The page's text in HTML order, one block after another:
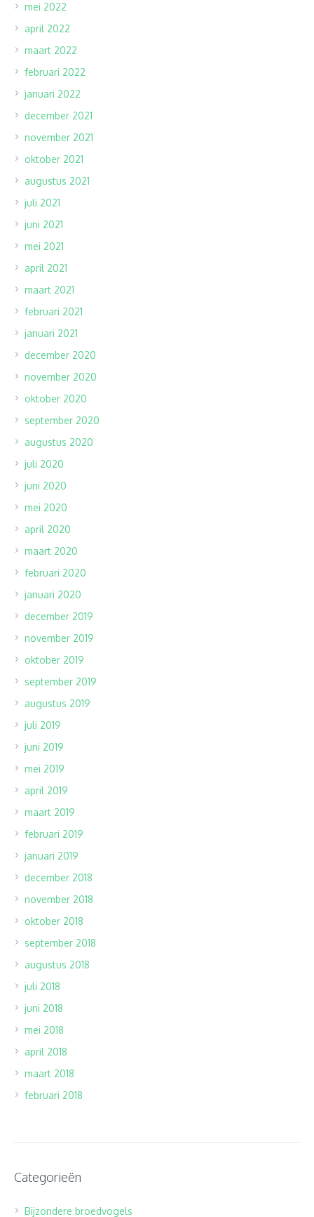
mei 2022
april 2022
maart 2022
februari 2022
januari 2022
december 2021
november 2021
oktober 2021
augustus 2021
juli 2021
juni 2021
mei 2021
april 2021
maart 2021
februari 2021
januari 2021
december 2020
november 2020
oktober 2020
september 2020
augustus 2020
juli 2020
juni 2020
mei 2020
april 2020
maart 2020
februari 2020
januari 2020
december 2019
november 2019
oktober 2019
september 2019
augustus 2019
juli 2019
juni 2019
mei 2019
april 2019
maart 2019
februari 2019
januari 2019
december 2018
november 2018
oktober 2018
september 2018
augustus 2018
juli 2018
juni 2018
mei 2018
april 2018
maart 2018
februari 2018
Categorieën
Bijzondere broedvogels